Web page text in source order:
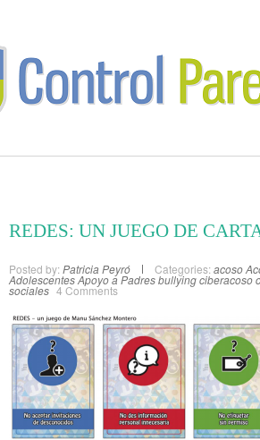
REDES: UN JUEGO DE
Posted by: Patricia Peyró Categories: acoso
AdolescentesApoyo a Padresbullyingciberacoso
sociales 4 Comments